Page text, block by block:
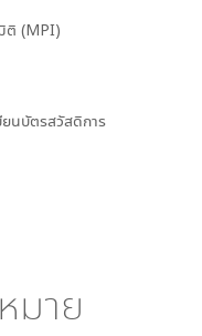
ติ (MPI)
นบัตรสวัสดิการ
มาย